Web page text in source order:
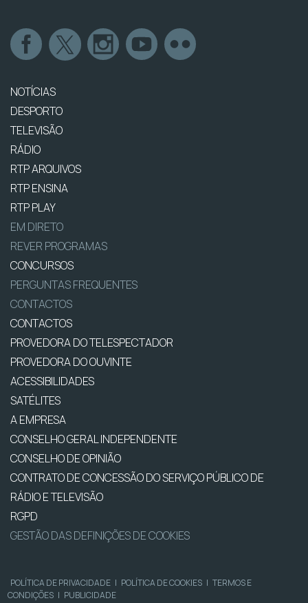
NOTÍCIAS
DESPORTO
TELEVISÃO
RÁDIO
RTP ARQUIVOS
RTP ENSINA
RTP PLAY
EM DIRETO
REVER PROGRAMAS
CONCURSOS
PERGUNTAS FREQUENTES
CONTACTOS
CONTACTOS
PROVEDORA DO TELESPECTADOR
PROVEDORA DO OUVINTE
ACESSIBILIDADES
SATÉLITES
A EMPRESA
CONSELHO GERAL INDEPENDENTE
CONSELHO DE OPINIÃO
CONTRATO DE CONCESSÃO DO SERVIÇO PÚBLICO DE
RÁDIO E TELEVISÃO
RGPD
GESTÃO DAS DEFINIÇÕES DE COOKIES
POLÍTICA DE PRIVACIDADE | POLÍTICA DE COOKIES | TERMOS E
CONDIÇÕES | PUBLICIDADE